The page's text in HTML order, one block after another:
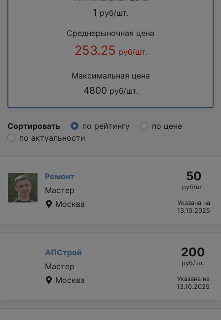
1 руб/шт.
Среднерыночная цена
253.25 руб/шт.
Максимальная цена
4800 руб/шт.
Сортировать по рейтингу
по цене
по актуальности
Ремонт
Мастер
Москва
50
руб/шт.
Указана на
13.10.2025
АПСтрой
Мастер
Москва
200
руб/шт.
Указана на
13.10.2025